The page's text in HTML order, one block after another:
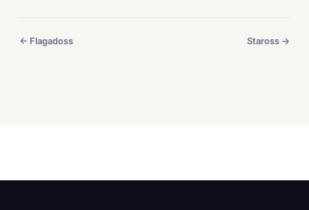
← Flagadoss Staross →